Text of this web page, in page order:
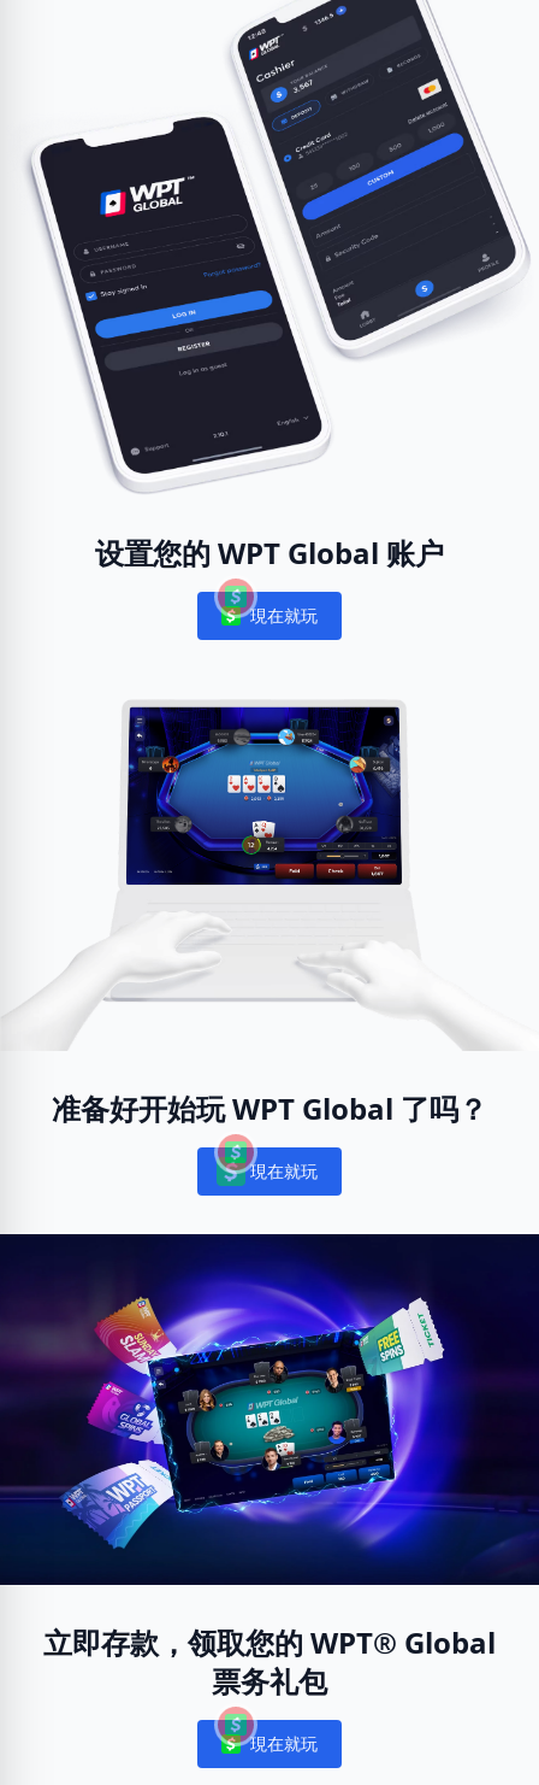
设置您的 WPT Global 账户
Notifications
現在就玩
准备好开始玩 WPT Global 了吗？
Notifications
現在就玩
立即存款，领取您的 WPT® Global
票务礼包
Notifications
現在就玩